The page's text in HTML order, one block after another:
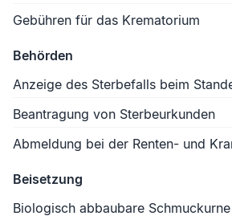
Gebühren für das Krematorium
Behörden
Anzeige des Sterbefalls beim
Beantragung von Sterbeurkunden
Abmeldung bei der Renten- und
Beisetzung
Biologisch abbaubare Schmuckurne